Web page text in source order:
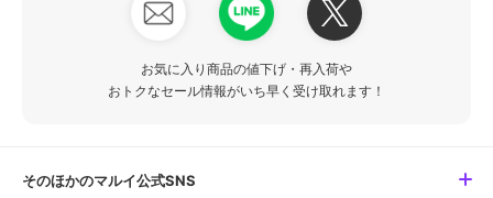
お気に入り商品の値下げ・再入荷や
おトクなセール情報がいち早く受け取れます！
そのほかのマルイ公式SNS